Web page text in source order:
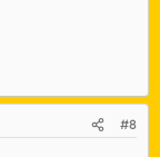
#8